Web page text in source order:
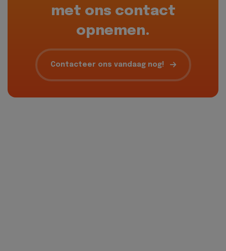
met ons contact
opnemen.
Contacteer ons vandaag nog!